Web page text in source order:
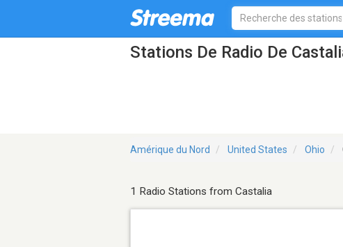
Stations De Radio De
Amérique du Nord United States Ohio
1 Radio Stations from Castalia